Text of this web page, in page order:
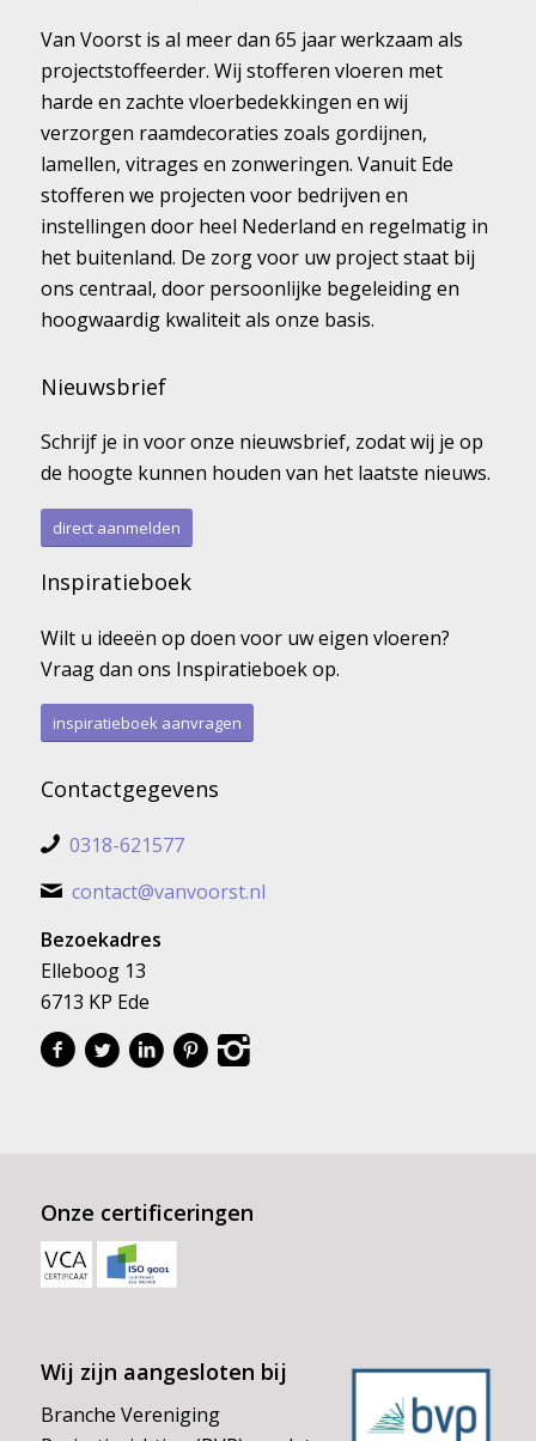
Van Voorst is al meer dan 65 jaar werkzaam als
projectstoffeerder. Wij stofferen vloeren met
harde en zachte vloerbedekkingen en wij
verzorgen raamdecoraties zoals gordijnen,
lamellen, vitrages en zonweringen. Vanuit Ede
stofferen we projecten voor bedrijven en
instellingen door heel Nederland en regelmatig in
het buitenland. De zorg voor uw project staat bij
ons centraal, door persoonlijke begeleiding en
hoogwaardig kwaliteit als onze basis.
Nieuwsbrief
Schrijf je in voor onze nieuwsbrief, zodat wij je op
de hoogte kunnen houden van het laatste nieuws.
direct aanmelden
Inspiratieboek
Wilt u ideeën op doen voor uw eigen vloeren?
Vraag dan ons Inspiratieboek op.
inspiratieboek aanvragen
Contactgegevens
0318-621577
contact@vanvoorst.nl
Bezoekadres
Elleboog 13
6713 KP Ede
Onze certificeringen
Wij zijn aangesloten bij
Branche Vereniging